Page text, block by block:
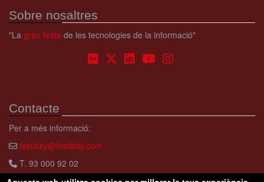
Sobre nosaltres
"La gran festa de les tecnologies de la informació"
Contacte
Per a més informació:
festibity@festibity.com
T. 93 000 92 02